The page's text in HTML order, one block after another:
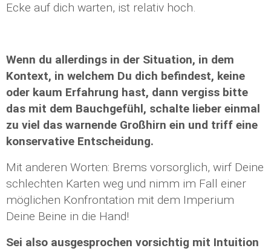
Ecke auf dich warten, ist relativ hoch.
Wenn du allerdings in der Situation, in dem
Kontext, in welchem Du dich befindest, keine
oder kaum Erfahrung hast, dann vergiss bitte
das mit dem Bauchgefühl, schalte lieber einmal
zu viel das warnende Großhirn ein und triff eine
konservative Entscheidung.
Mit anderen Worten: Brems vorsorglich, wirf Deine
schlechten Karten weg und nimm im Fall einer
möglichen Konfrontation mit dem Imperium
Deine Beine in die Hand!
Sei also ausgesprochen vorsichtig mit Intuition